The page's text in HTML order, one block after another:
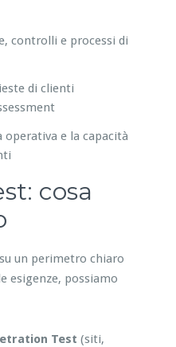
controlli e processi di
di clienti
e la capacità
cosa
un perimetro chiaro
esigenze, possiamo
Test (siti,